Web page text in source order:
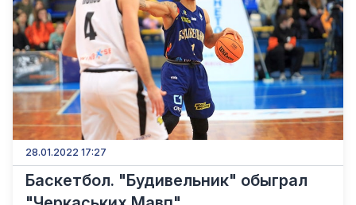
28.01.2022 17:27
Баскетбол. "Будивельник" обыграл